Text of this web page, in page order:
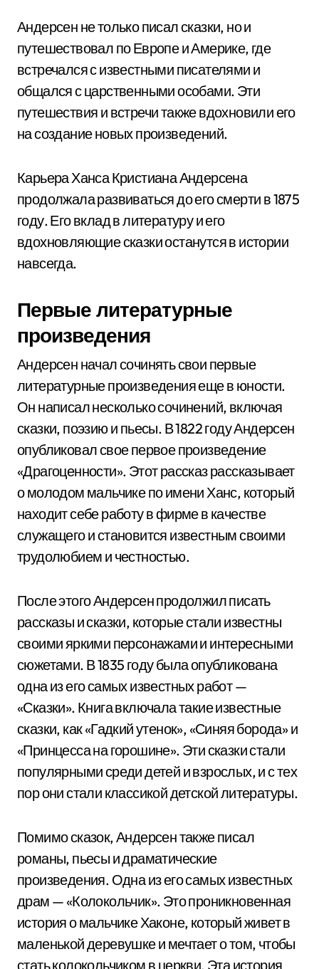
Андерсен не только писал сказки, но и
путешествовал по Европе и Америке, где
встречался с известными писателями и
общался с царственными особами. Эти
путешествия и встречи также вдохновили его
на создание новых произведений.
Карьера Ханса Кристиана Андерсена
продолжала развиваться до его смерти в 1875
году. Его вклад в литературу и его
вдохновляющие сказки останутся в истории
навсегда.
Первые литературные
произведения
Андерсен начал сочинять свои первые
литературные произведения еще в юности.
Он написал несколько сочинений, включая
сказки, поэзию и пьесы. В 1822 году Андерсен
опубликовал свое первое произведение
«Драгоценности». Этот рассказ рассказывает
о молодом мальчике по имени Ханс, который
находит себе работу в фирме в качестве
служащего и становится известным своими
трудолюбием и честностью.
После этого Андерсен продолжил писать
рассказы и сказки, которые стали известны
своими яркими персонажами и интересными
сюжетами. В 1835 году была опубликована
одна из его самых известных работ —
«Сказки». Книга включала такие известные
сказки, как «Гадкий утенок», «Синяя борода» и
«Принцесса на горошине». Эти сказки стали
популярными среди детей и взрослых, и с тех
пор они стали классикой детской литературы.
Помимо сказок, Андерсен также писал
романы, пьесы и драматические
произведения. Одна из его самых известных
драм — «Колокольчик». Это проникновенная
история о мальчике Хаконе, который живет в
маленькой деревушке и мечтает о том, чтобы
стать колокольчиком в церкви. Эта история